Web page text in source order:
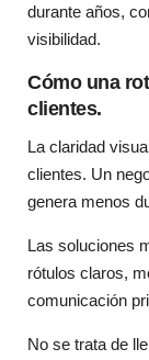
durante años,
visibilidad.
Cómo una
clientes.
La claridad
clientes. Un
genera menos
Las soluciones
rótulos claros,
comunicación
No se trata de